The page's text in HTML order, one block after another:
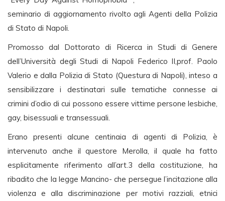
seminario di aggiornamento rivolto agli Agenti della Polizia
di Stato di Napoli.
Promosso dal Dottorato di Ricerca in Studi di Genere
dell’Università degli Studi di Napoli Federico II,prof. Paolo
Valerio e dalla Polizia di Stato (Questura di Napoli), inteso a
sensibilizzare i destinatari sulle tematiche connesse ai
crimini d’odio di cui possono essere vittime persone lesbiche,
gay, bisessuali e transessuali.
Erano presenti alcune centinaia di agenti di Polizia, è
intervenuto anche il questore Merolla, il quale ha fatto
esplicitamente riferimento all’art.3 della costituzione, ha
ribadito che la legge Mancino- che persegue l’incitazione alla
violenza e alla discriminazione per motivi razziali, etnici